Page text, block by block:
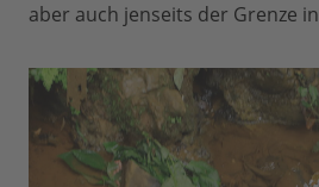
aber auch jenseits der Grenze in